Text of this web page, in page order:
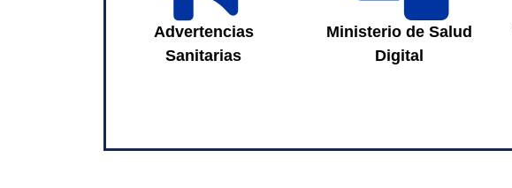
Advertencias
Sanitarias
file
Ministerio de Salud
Digital